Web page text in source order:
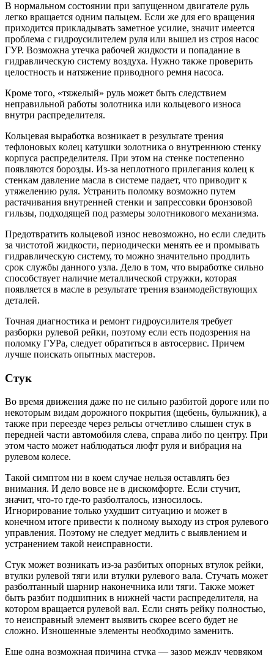
В нормальном состоянии при запущенном двигателе руль
легко вращается одним пальцем. Если же для его вращения
приходится прикладывать заметное усилие, значит имеется
проблема с гидроусилителем руля или вышел из строя насос
ГУР. Возможна утечка рабочей жидкости и попадание в
гидравлическую систему воздуха. Нужно также проверить
целостность и натяжение приводного ремня насоса.
Кроме того, «тяжелый» руль может быть следствием
неправильной работы золотника или кольцевого износа
внутри распределителя.
Кольцевая выработка возникает в результате трения
тефлоновых колец катушки золотника о внутреннюю стенку
корпуса распределителя. При этом на стенке постепенно
появляются борозды. Из-за неплотного прилегания колец к
стенкам давление масла в системе падает, что приводит к
утяжелению руля. Устранить поломку возможно путем
растачивания внутренней стенки и запрессовки бронзовой
гильзы, подходящей под размеры золотникового механизма.
Предотвратить кольцевой износ невозможно, но если следить
за чистотой жидкости, периодически менять ее и промывать
гидравлическую систему, то можно значительно продлить
срок службы данного узла. Дело в том, что выработке сильно
способствует наличие металлической стружки, которая
появляется в масле в результате трения взаимодействующих
деталей.
Точная диагностика и ремонт гидроусилителя требует
разборки рулевой рейки, поэтому если есть подозрения на
поломку ГУРа, следует обратиться в автосервис. Причем
лучше поискать опытных мастеров.
Стук
Во время движения даже по не сильно разбитой дороге или по
некоторым видам дорожного покрытия (щебень, булыжник), а
также при переезде через рельсы отчетливо слышен стук в
передней части автомобиля слева, справа либо по центру. При
этом часто может наблюдаться люфт руля и вибрация на
рулевом колесе.
Такой симптом ни в коем случае нельзя оставлять без
внимания. И дело вовсе не в дискомфорте. Если стучит,
значит, что-то где-то разболталось, износилось.
Игнорирование только ухудшит ситуацию и может в
конечном итоге привести к полному выходу из строя рулевого
управления. Поэтому не следует медлить с выявлением и
устранением такой неисправности.
Стук может возникать из-за разбитых опорных втулок рейки,
втулки рулевой тяги или втулки рулевого вала. Стучать может
разболтанный шарнир наконечника или тяги. Также может
быть разбит подшипник в нижней части распределителя, на
котором вращается рулевой вал. Если снять рейку полностью,
то неисправный элемент выявить скорее всего будет не
сложно. Изношенные элементы необходимо заменить.
Еще одна возможная причина стука — зазор между червяком